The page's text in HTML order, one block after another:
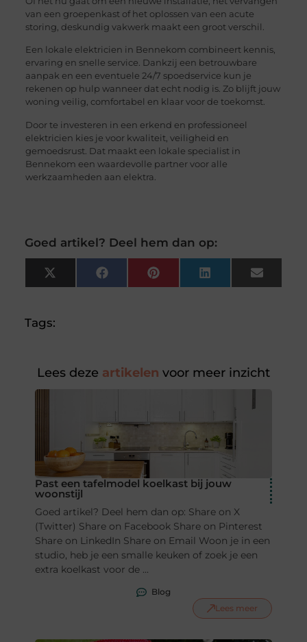
van een groepenkast of het oplossen van een acute
storing, deskundig vakwerk maakt een groot verschil.
Een lokale elektricien in Bennekom combineert kennis,
ervaring en snelle service. Dankzij een betrouwbare
aanpak en een eventuele 24/7 spoedservice kun je
rekenen op hulp wanneer dat echt nodig is. Zo blijft jouw
woning veilig, comfortabel en klaar voor de toekomst.
Door te investeren in een erkend en professioneel
elektricien kies je voor kwaliteit, veiligheid en
gemoedsrust. Dat maakt een lokale specialist in
Bennekom een waardevolle partner voor alle
werkzaamheden aan elektra.
Goed artikel? Deel hem dan op:
X
(Twitter)
FacebookPinterest LinkedIn Email
Tags:
Lees deze artikelen voor meer inzicht
Past een tafelmodel koelkast bij jouw
woonstijl
Goed artikel? Deel hem dan op: Share on X
(Twitter) Share on Facebook Share on Pinterest
Share on LinkedIn Share on Email Woon je in een
studio, heb je een smalle keuken of zoek je een
extra koelkast voor de ...
Blog
Lees meer